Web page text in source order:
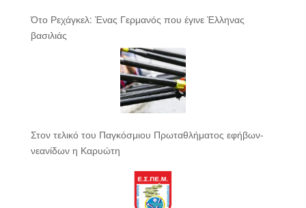
Ότο Ρεχάγκελ: Ένας Γερμανός που έγινε Έλληνας
βασιλιάς
Στον τελικό του Παγκόσμιου Πρωταθλήματος εφήβων-
νεανίδων η Καρυώτη